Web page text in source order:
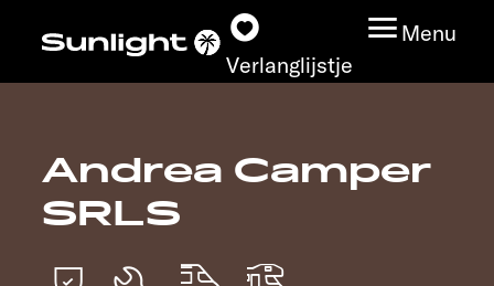
Verlanglijstje
Menu
Modeloverzicht
Andrea Camper
SRLS